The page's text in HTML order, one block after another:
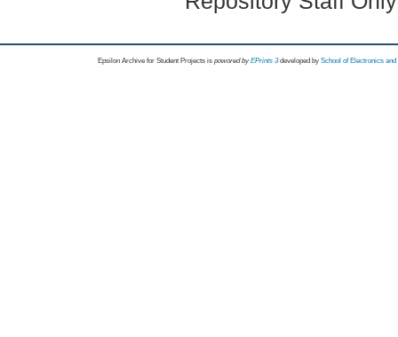
Epsilon Archive for Student Projects is powored byEPrints 3 developed by School of Electronics